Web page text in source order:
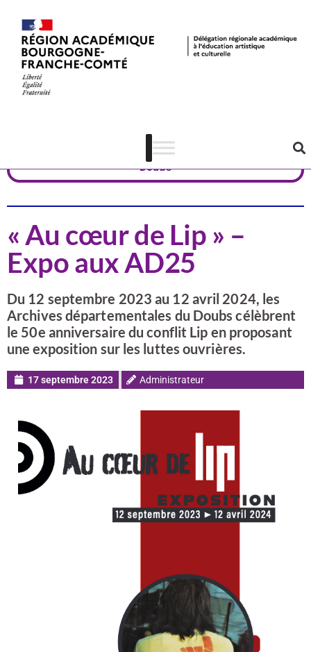
Doubs
« Au cœur de Lip » –
Expo aux AD25
Du 12 septembre 2023 au 12 avril 2024, les
Archives départementales du Doubs célèbrent
le 50e anniversaire du conflit Lip en proposant
une exposition sur les luttes ouvrières.
17 septembre 2023 Administrateur